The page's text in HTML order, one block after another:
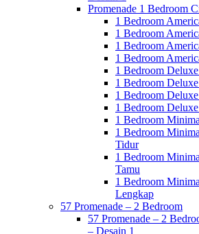
Promenade 1 Bedroom
1 Bedroom
1 Bedroom
1 Bedroom
1 Bedroom
1 Bedroom
1 Bedroom
1 Bedroom
1 Bedroom
1 Bedroom
1 Bedroom
Tidur
1 Bedroom
Tamu
1 Bedroom
Lengkap
57 Promenade – 2 Bedroom
57 Promenade – 2
– Desain 1